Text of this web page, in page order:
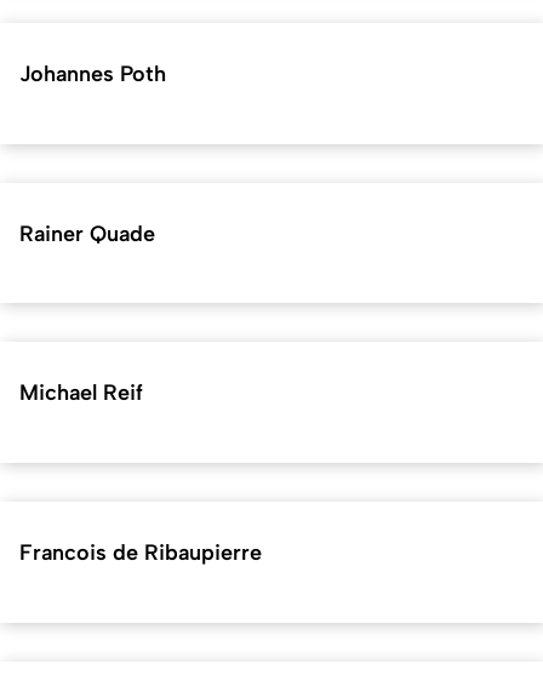
Johannes Poth
Rainer Quade
Michael Reif
Francois de Ribaupierre